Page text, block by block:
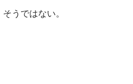
うではない。